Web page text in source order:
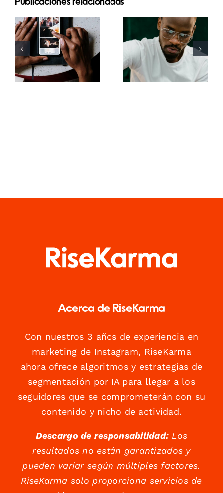
Publicaciones relacionadas
Las mejores
apps para
animar fotos
y crear
publicaciones
atractivas
mejores
estrategias
avanzadas
para mejorar
la
comprensión
Acerca de RiseKarma
Con nuestros 3 años de experiencia en
marketing de Instagram, RiseKarma
ahora ofrece algoritmos y estrategias de
segmentación por IA para llegar a los
seguidores que se comprometerán con su
contenido y nicho de actividad.
Descargo de responsabilidad:Los
resultados no están garantizados y
pueden variar según múltiples factores.
RiseKarma solo proporciona servicios de